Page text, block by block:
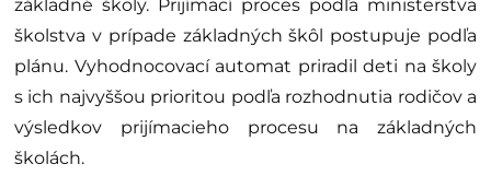
základné školy. Prijímací proces podľa ministerstva
školstva v prípade základných škôl postupuje podľa
plánu. Vyhodnocovací automat priradil deti na školy
s ich najvyššou prioritou podľa rozhodnutia rodičov a
výsledkov prijímacieho procesu na základných
školách.